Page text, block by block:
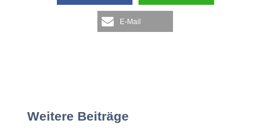
E-Mail
Weitere Beiträge